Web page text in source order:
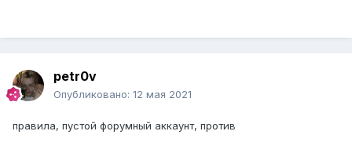
petr0v
Опубликовано: 12 мая 2021
правила, пустой форумный аккаунт, против